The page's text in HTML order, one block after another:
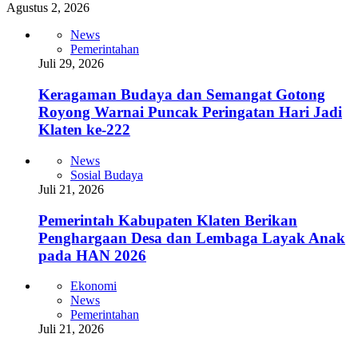
Agustus 2, 2026
News
Pemerintahan
Juli 29, 2026
Keragaman Budaya dan Semangat Gotong
Royong Warnai Puncak Peringatan Hari Jadi
Klaten ke-222
News
Sosial Budaya
Juli 21, 2026
Pemerintah Kabupaten Klaten Berikan
Penghargaan Desa dan Lembaga Layak Anak
pada HAN 2026
Ekonomi
News
Pemerintahan
Juli 21, 2026